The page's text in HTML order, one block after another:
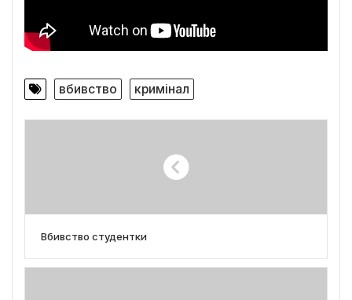
вбивство кримінал
Вбивство студентки